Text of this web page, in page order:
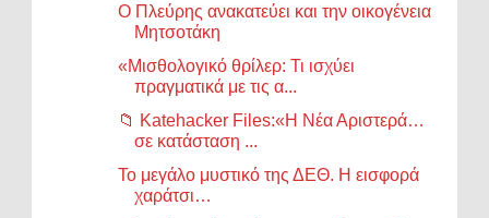
Ο Πλεύρης ανακατεύει και την οικογένεια
Μητσοτάκη
«Μισθολογικό θρίλερ: Τι ισχύει
πραγματικά με τις α...
📁 Katehacker Files:«Η Νέα Αριστερά…
σε κατάσταση ...
Το μεγάλο μυστικό της ΔΕΘ. Η εισφορά
χαράτσι…